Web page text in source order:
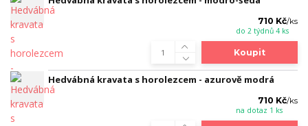
710 Kč/ks
do 2 týdnů 4 ks
Koupit
Hedvábná kravata s horolezcem - azurově modrá
710 Kč/ks
na dotaz 1 ks